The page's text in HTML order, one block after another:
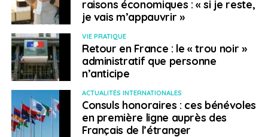
raisons économiques : « si je reste,
je vais m’appauvrir »
VIE PRATIQUE
Retour en France : le « trou noir »
administratif que personne
n’anticipe
ACTUALITÉS INTERNATIONALES
Consuls honoraires : ces bénévoles
en première ligne auprès des
Français de l’étranger